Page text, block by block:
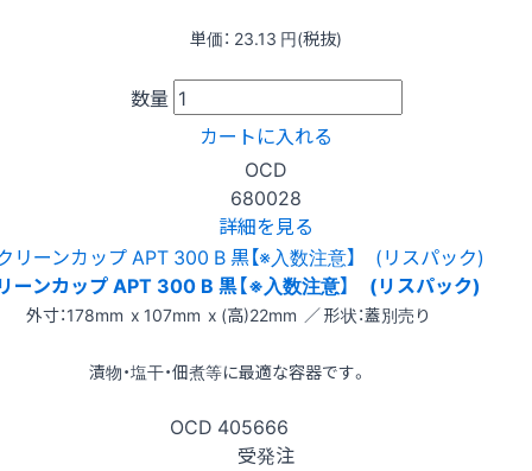
単価： 23.13 円(税抜)
数量
カートに入れる
OCD
680028
詳細を見る
ーンカップ APT 300 B 黒【※入数注意】 (リスパック)
外寸：178mm x 107mm x (高)22mm ／ 形状：蓋別売り
漬物・塩干・佃煮等に最適な容器です。
OCD 405666
受発注